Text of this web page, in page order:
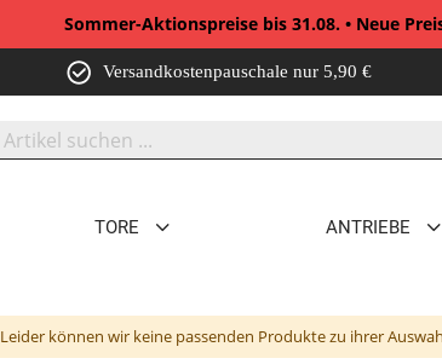
Sommer-Aktionspreise bis 31.08. • Neue
Versandkostenpauschale nur 5,90 €
TORE ANTRIEBE
Leider können wir keine passenden Produkte zu ihrer